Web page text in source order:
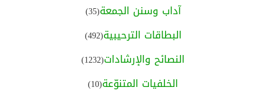
آداب وسنن الجمعة(35)
البطاقات الترحيبية(492)
النصائح والإرشادات(1232)
الخلفيات المتنوّعة(10)